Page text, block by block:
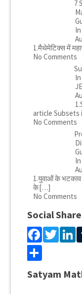
7
1.मैथेमेटिक्स में
No Comments
article Subsets
No Comments
1.युवाओं के भटकाव
के[…]
No Comments
Social
Share
Satyam